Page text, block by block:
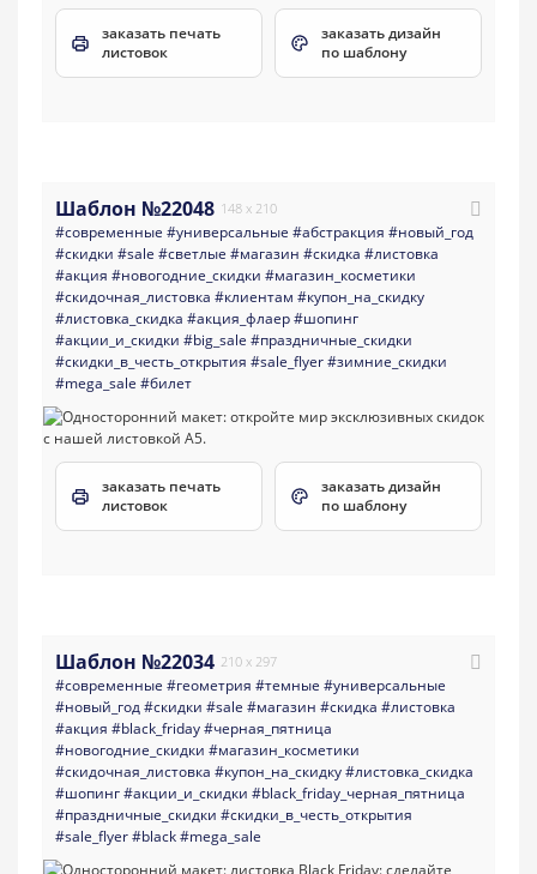
заказать печать
листовок
заказать дизайн
по шаблону
Шаблон №22048 148 x 210
#современные #универсальные #абстракция #новый_год
#скидки #sale #светлые #магазин #скидка #листовка
#акция #новогодние_скидки #магазин_косметики
#скидочная_листовка #клиентам #купон_на_скидку
#листовка_скидка #акция_флаер#шопинг
#акции_и_скидки #big_sale #праздничные_скидки
#скидки_в_честь_открытия #sale_flyer#зимние_скидки
#mega_sale #билет
заказать печать
листовок
заказать дизайн
по шаблону
Шаблон №22034 210 x 297
#современные #геометрия #темные #универсальные
#новый_год#скидки #sale #магазин #скидка #листовка
#акция #black_friday#черная_пятница
#новогодние_скидки #магазин_косметики
#скидочная_листовка #купон_на_скидку#листовка_скидка
#шопинг#акции_и_скидки #black_friday_черная_пятница
#праздничные_скидки #скидки_в_честь_открытия
#sale_flyer#black#mega_sale